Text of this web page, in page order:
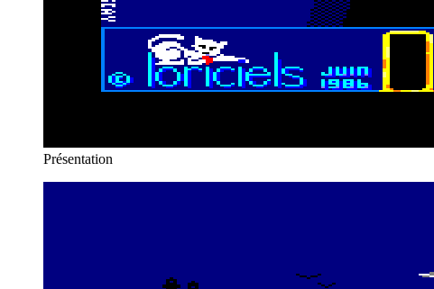
Présentation